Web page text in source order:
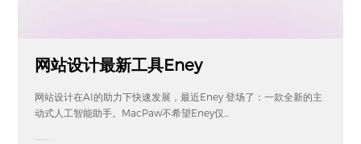
网站设计最新工具Eney
网站设计在AI的助力下快速发展，最近Eney 登场了：一款全新的主
动式人工智能助手。MacPaw不希望Eney仅...
——